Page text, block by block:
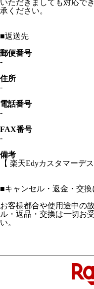
いただきましても対応で
承ください。
■返送先
郵便番号
-
住所
-
電話番号
-
FAX番号
-
備考
【 楽天Edyカスタマーデ
■キャンセル・返金・交
お客様都合や使用途中の
ル・返品・交換は一切お
い。